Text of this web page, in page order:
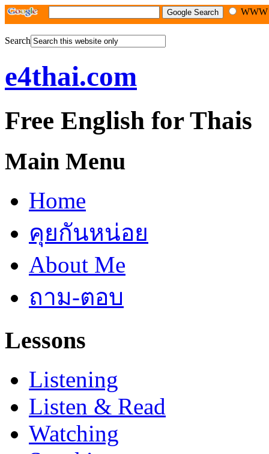
Search
e4thai.com
Free English for Thais
Main Menu
Home
คุยกันหน่อย
About Me
ถาม-ตอบ
Lessons
Listening
Listen & Read
Watching